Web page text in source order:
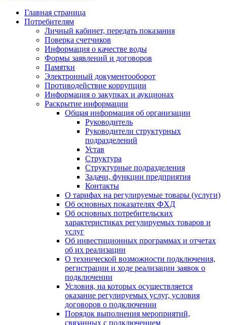
Главная страница
Потребителям
Личный кабинет, передать показания
Поверка счетчиков
Информация о качестве воды
Формы заявлений и договоров
Памятки
Электронный документооборот
Противодействие коррупции
Информация о закупках и аукционах
Раскрытие информации
Общая информация об организации
Руководитель
Руководители структурных
подразделений
Устав
Структура
Структурные подразделения
Задачи, функции предприятия
Контакты
О тарифах на регулируемые товары (услуги)
Об основных показателях ФХД
Об основных потребительских
характеристиках регулируемых товаров и
услуг
Об инвестиционных программах и отчетах
об их реализации
О технической возможности подключения,
регистрации и ходе реализации заявок о
подключении
Условия, на которых осуществляется
оказание регулируемых услуг, условия
договоров о подключении
Порядок выполнения мероприятий,
связанных с подключением